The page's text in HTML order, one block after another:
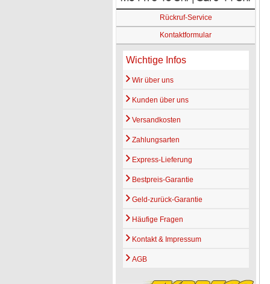
Rückruf-Service
Kontaktformular
Wichtige Infos
Wir über uns
Kunden über uns
Versandkosten
Zahlungsarten
Express-Lieferung
Bestpreis-Garantie
Geld-zurück-Garantie
Häufige Fragen
Kontakt & Impressum
AGB